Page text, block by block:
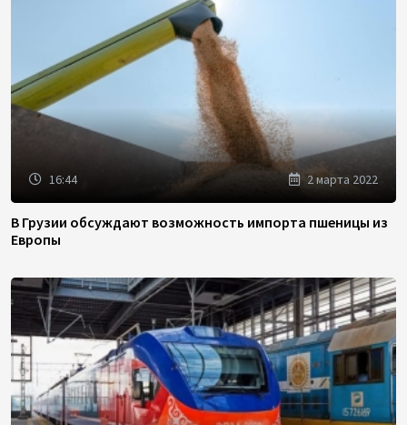
16:44 2 марта 2022
В Грузии обсуждают возможность импорта пшеницы из
Европы